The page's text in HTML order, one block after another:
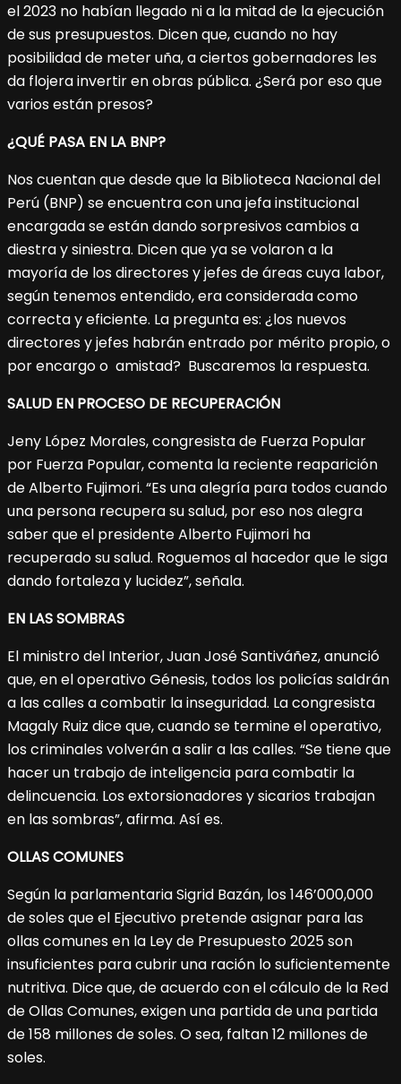
el 2023 no habían llegado ni a la mitad de la ejecución
de sus presupuestos. Dicen que, cuando no hay
posibilidad de meter uña, a ciertos gobernadores les
da flojera invertir en obras pública. ¿Será por eso que
varios están presos?
¿QUÉ PASA EN LA BNP?
Nos cuentan que desde que la Biblioteca Nacional del
Perú (BNP) se encuentra con una jefa institucional
encargada se están dando sorpresivos cambios a
diestra y siniestra. Dicen que ya se volaron a la
mayoría de los directores y jefes de áreas cuya labor,
según tenemos entendido, era considerada como
correcta y eficiente. La pregunta es: ¿los nuevos
directores y jefes habrán entrado por mérito propio, o
por encargo o amistad? Buscaremos la respuesta.
SALUD EN PROCESO DE RECUPERACIÓN
Jeny López Morales, congresista de Fuerza Popular
por Fuerza Popular, comenta la reciente reaparición
de Alberto Fujimori. “Es una alegría para todos cuando
una persona recupera su salud, por eso nos alegra
saber que el presidente Alberto Fujimori ha
recuperado su salud. Roguemos al hacedor que le siga
dando fortaleza y lucidez”, señala.
EN LAS SOMBRAS
El ministro del Interior, Juan José Santiváñez, anunció
que, en el operativo Génesis, todos los policías saldrán
a las calles a combatir la inseguridad. La congresista
Magaly Ruiz dice que, cuando se termine el operativo,
los criminales volverán a salir a las calles. “Se tiene que
hacer un trabajo de inteligencia para combatir la
delincuencia. Los extorsionadores y sicarios trabajan
en las sombras”, afirma. Así es.
OLLAS COMUNES
Según la parlamentaria Sigrid Bazán, los 146’000,000
de soles que el Ejecutivo pretende asignar para las
ollas comunes en la Ley de Presupuesto 2025 son
insuficientes para cubrir una ración lo suficientemente
nutritiva. Dice que, de acuerdo con el cálculo de la Red
de Ollas Comunes, exigen una partida de una partida
de 158 millones de soles. O sea, faltan 12 millones de
soles.